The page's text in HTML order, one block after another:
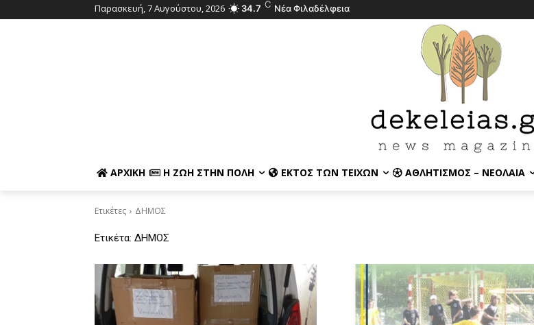
Παρασκευή, 7 Αυγούστου, 2026 34.7 C Νέα Φιλαδέλφεια
ΑΡΧΙΚΉ Η ΖΩΉ ΣΤΗΝ ΠΌΛΗ ΕΚΤΌΣ ΤΩΝ ΤΕΙΧΏΝ ΑΘΛΗΤΙΣΜΌΣ – ΝΕΟΛΑΊΑ
Ετικέτες ΔΗΜΟΣ
Ετικέτα: ΔΗΜΟΣ